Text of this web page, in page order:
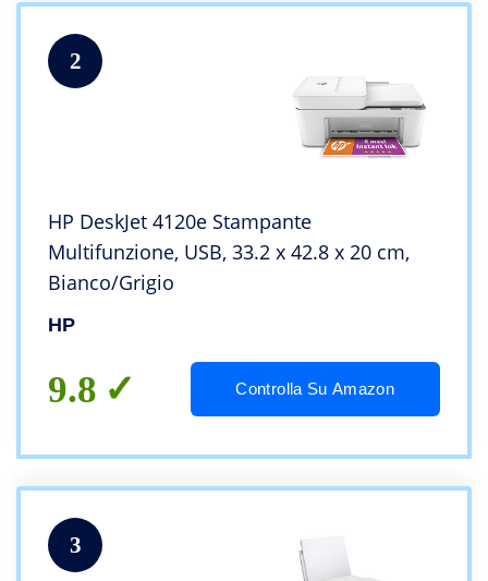
2
HP DeskJet 4120e Stampante
Multifunzione, USB, 33.2 x 42.8 x 20 cm,
Bianco/Grigio
HP
9.8 Controlla Su Amazon
3